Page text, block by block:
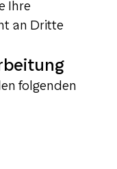
Ihre
an Dritte
folgenden